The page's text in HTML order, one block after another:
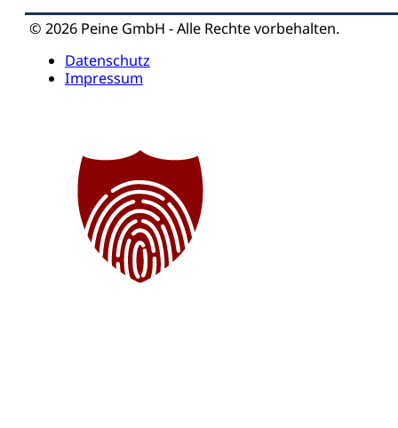
© 2026 Peine GmbH - Alle Rechte vorbehalten.
Datenschutz
Impressum